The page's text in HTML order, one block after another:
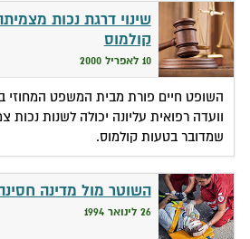
שינוי דרגת נכות
קולמוס
10 לאפריל 2000
השופט חיים פורת מבית המשפט המחוזי
וועדה רפואית עליונה יכולה לשנות נכות
שמדובר בטעות קולמוס.
השוטר מול מדינה
26 לינואר 1994